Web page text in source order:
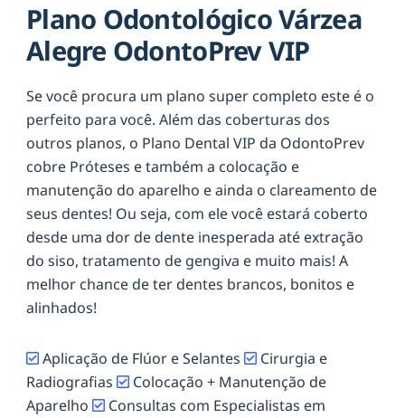
Plano Odontológico Várzea
Alegre OdontoPrev VIP
Se você procura um plano super completo este é o
perfeito para você. Além das coberturas dos
outros planos, o Plano Dental VIP da OdontoPrev
cobre Próteses e também a colocação e
manutenção do aparelho e ainda o clareamento de
seus dentes! Ou seja, com ele você estará coberto
desde uma dor de dente inesperada até extração
do siso, tratamento de gengiva e muito mais! A
melhor chance de ter dentes brancos, bonitos e
alinhados!
Aplicação de Flúor e Selantes
Cirurgia e
Radiografias
Colocação + Manutenção de
Aparelho
Consultas com Especialistas em